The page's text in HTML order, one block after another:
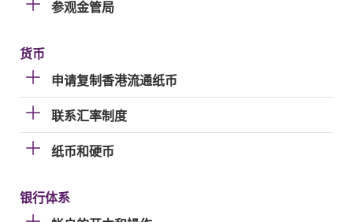
参观金管局
货币
申请复制香港流通纸币
联系汇率制度
纸币和硬币
银行体系